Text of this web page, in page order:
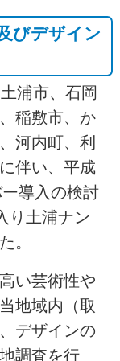
びデザイン
浦市、石岡
稲敷市、か
河内町、利
伴い、平成
導入の検討
り土浦ナン
。
い芸術性や
地域内（取
デザインの
調査を行